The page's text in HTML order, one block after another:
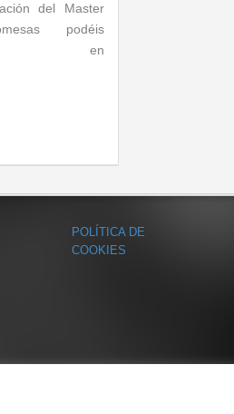
del Master
podéis
en
POLÍTICA DE
COOKIES